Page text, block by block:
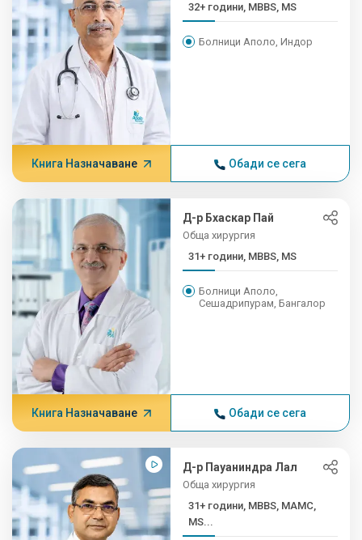
32+ години, MBBS, MS
Болници Аполо, Индор
Книга Назначаване Обади се сега
Д-р Бхаскар Пай
Обща хирургия
31+ години, MBBS, MS
Болници Аполо,
Сешадрипурам, Бангалор
Книга Назначаване Обади се сега
Д-р Пауаниндра Лал
Обща хирургия
31+ години, MBBS, MAMC,
MS...